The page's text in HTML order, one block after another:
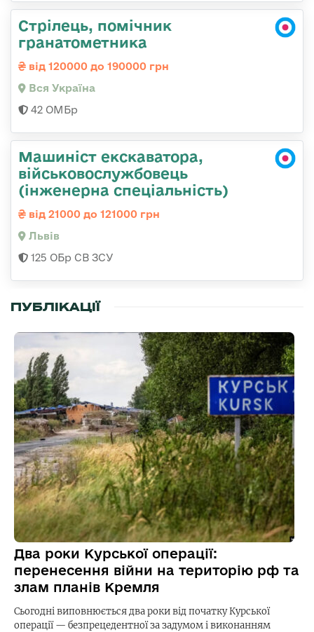
Стрілець, помічник
гранатометника
від 120000 до 190000 грн
Вся Україна
42 ОМБр
Машиніст екскаватора,
військовослужбовець
(інженерна спеціальність)
від 21000 до 121000 грн
Львів
125 ОБр СВ ЗСУ
ПУБЛІКАЦІЇ
Два роки Курської операції:
перенесення війни на територію рф та
злам планів Кремля
Сьогодні виповнюється два роки від початку Курської
операції — безпрецедентної за задумом і виконанням